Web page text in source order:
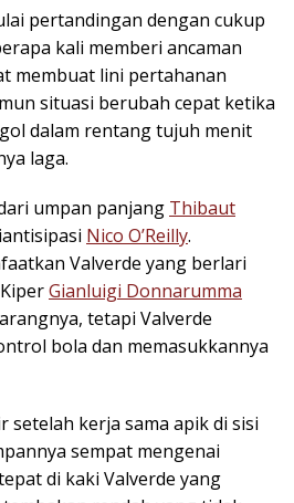
pertandingan dengan cukup
kali memberi ancaman
membuat lini pertahanan
situasi berubah cepat ketika
dalam rentang tujuh menit
laga.
umpan panjang Thibaut
Nico O’Reilly.
Valverde yang berlari
Gianluigi Donnarumma
tetapi Valverde
bola dan memasukkannya
setelah kerja sama apik di sisi
sempat mengenai
di kaki Valverde yang